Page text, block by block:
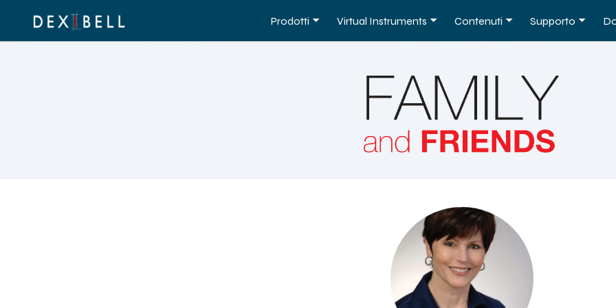
Prodotti Virtual Instruments Contenuti Supporto